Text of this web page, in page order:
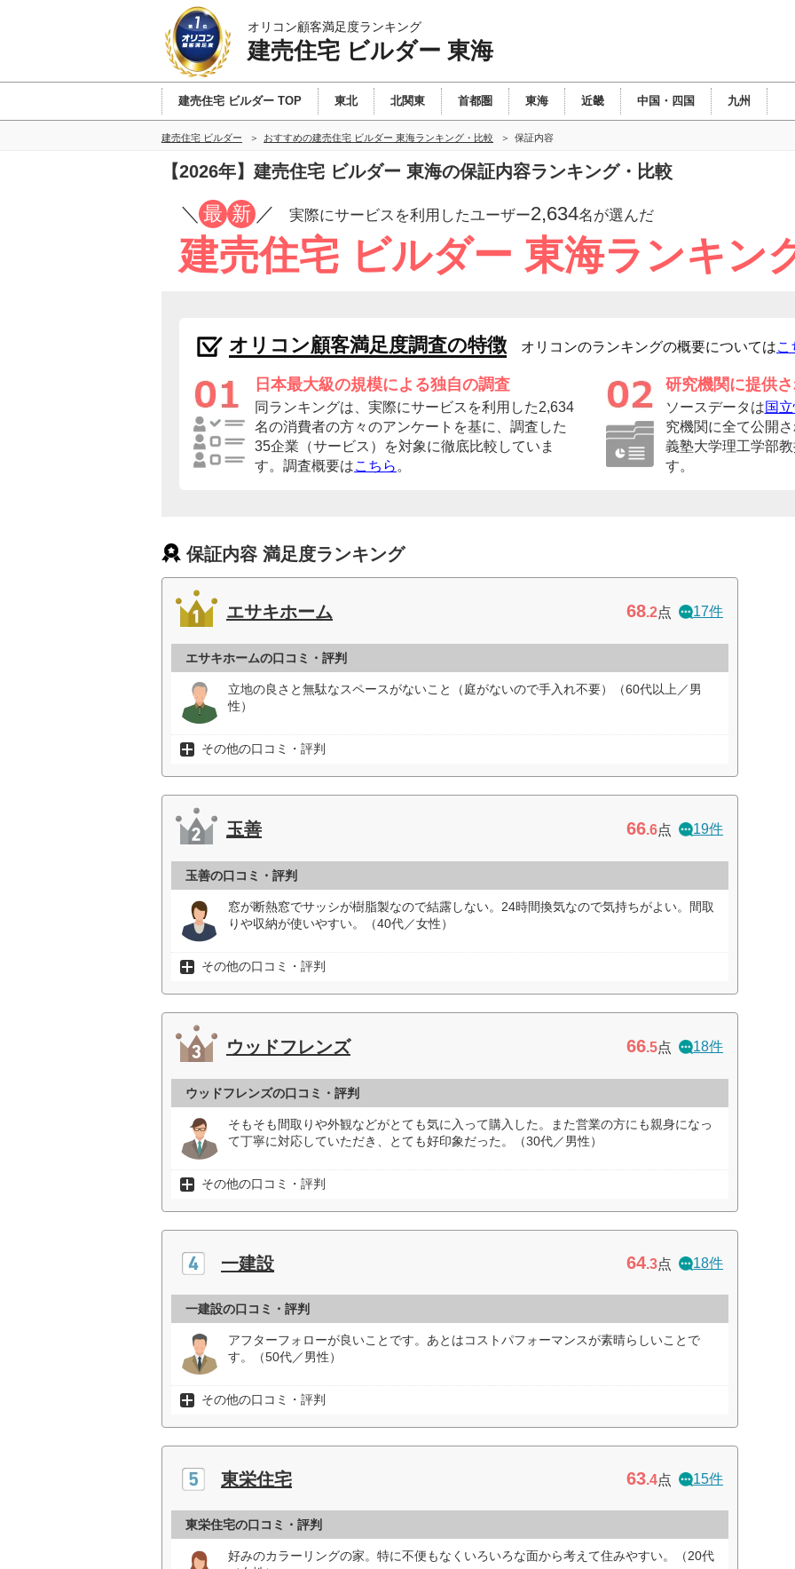
オリコン顧客満足度ランキング
建売住宅 ビルダー 東海
建売住宅 ビルダー TOP 東北 北関東 首都圏 東海 近畿 中国・四国 九州
建売住宅 ビルダー おすすめの建売住宅 ビルダー 東海ランキング・比較 保証内容
【2026年】建売住宅 ビルダー 東海の保証内容ランキング・比較
／ 最 新 ／ 実際にサービスを利用したユーザー2,634名が選んだ
建売住宅 ビルダー 東海ランキン
オリコン顧客満足度調査の特徴 オリコンのランキングの概要についてはこ
日本最大級の規模による独自の調査
同ランキングは、実際にサービスを利用した2,634
名の消費者の方々のアンケートを基に、調査した
35企業（サービス）を対象に徹底比較していま
す。調査概要はこちら 。
研究機関に提供
ソースデータは国
究機関に全て公開
義塾大学理工学部教
す。
保証内容 満足度ランキング
エサキホーム 68.2点 17件
エサキホームの口コミ・評判
立地の良さと無駄なスペースがないこと（庭がないので手入れ不要）（60代以上／男
性）
その他の口コミ・評判
玉善 66.6点 19件
玉善の口コミ・評判
窓が断熱窓でサッシが樹脂製なので結露しない。24時間換気なので気持ちがよい。間取
りや収納が使いやすい。（40代／女性）
その他の口コミ・評判
ウッドフレンズ 66.5点 18件
ウッドフレンズの口コミ・評判
そもそも間取りや外観などがとても気に入って購入した。また営業の方にも親身になっ
て丁寧に対応していただき、とても好印象だった。（30代／男性）
その他の口コミ・評判
一建設 64.3点 18件
一建設の口コミ・評判
アフターフォローが良いことです。あとはコストパフォーマンスが素晴らしいことで
す。（50代／男性）
その他の口コミ・評判
東栄住宅 63.4点 15件
東栄住宅の口コミ・評判
好みのカラーリングの家。特に不便もなくいろいろな面から考えて住みやすい。（20代